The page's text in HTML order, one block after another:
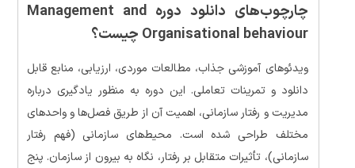
چارچوب‌های دانلود دوره Management and
Organisational behaviour چیست؟
ویدئوهای آموزشی جذاب، مطالعات موردی، ارزیابی، منابع قابل
دانلود و تمرینات تعاملی. این دوره به منظور یادگیری درباره
مدیریت و رفتار سازمانی، اهمیت آن از طریق فصل‌ها و واحدهای
مختلف طراحی شده است. محیط‌های سازمانی (فهم رفتار
سازمانی)، تأثیرات متقابل بر رفتار، نگاه به بیرون از سازمان. پنج